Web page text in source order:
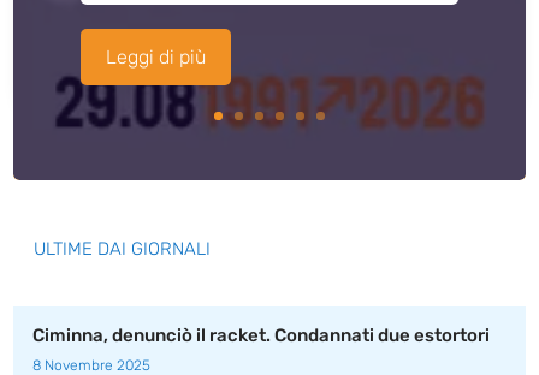
Leggi di più
ULTIME DAI GIORNALI
Ciminna, denunciò il racket. Condannati due estortori
8 Novembre 2025